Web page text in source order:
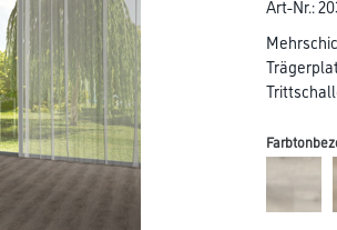
Art-Nr.: